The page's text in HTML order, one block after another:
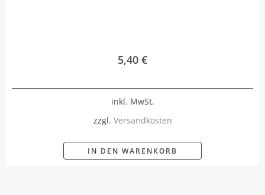
5,40 €
inkl. MwSt.
zzgl. Versandkosten
IN DEN WARENKORB